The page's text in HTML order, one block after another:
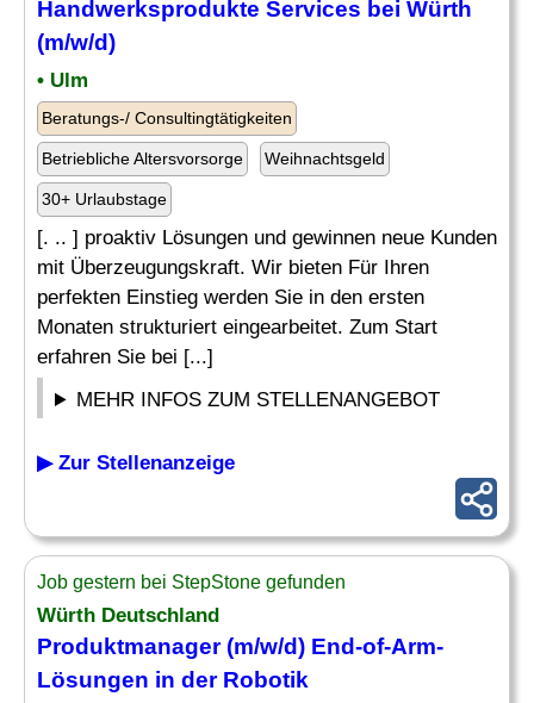
Handwerksprodukte Services bei Würth
(m/w/d)
• Ulm
Beratungs-/ Consultingtätigkeiten
Betriebliche Altersvorsorge Weihnachtsgeld
30+ Urlaubstage
[. .. ] proaktiv Lösungen und gewinnen neue Kunden
mit Überzeugungskraft. Wir bieten Für Ihren
perfekten Einstieg werden Sie in den ersten
Monaten strukturiert eingearbeitet. Zum Start
erfahren Sie bei [...]
MEHR INFOS ZUM STELLENANGEBOT
▶ Zur Stellenanzeige
Job gestern bei StepStone gefunden
Würth Deutschland
Produktmanager (m/w/d) End-of-Arm-
Lösungen in der Robotik